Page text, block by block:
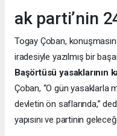
ak parti’nin
Togay Çoban,
iradesiyle yazılmış bir
Başörtüsü yasaklarının
Çoban, “O gün yasaklarla
devletin ön saflarında,”
yapısını ve partinin